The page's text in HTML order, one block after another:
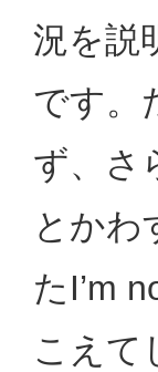
況を説
です。
ず、さ
とかわ
たI’m
こえて